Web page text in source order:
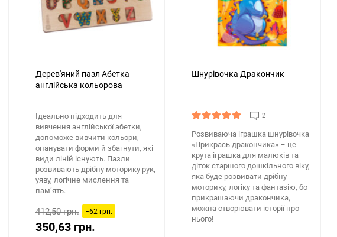
Дерев'яний пазл Абетка
англійська кольорова
Ідеально підходить для
вивчення англійської абетки,
допоможе вивчити кольори,
опанувати форми й збагнути, які
види ліній існують. Пазли
розвивають дрібну моторику рук,
уяву, логічне мислення та
пам’ять.
412,50 грн. −62 грн.
350,63 грн.
Шнурівочка Дракончик
2
Розвиваюча іграшка шнурівочка
«Прикрась дракончика» – це
крута іграшка для малюків та
діток старшого дошкільного віку,
яка буде розвивати дрібну
моторику, логіку та фантазію, бо
прикрашаючи дракончика,
можна створювати історії про
нього!